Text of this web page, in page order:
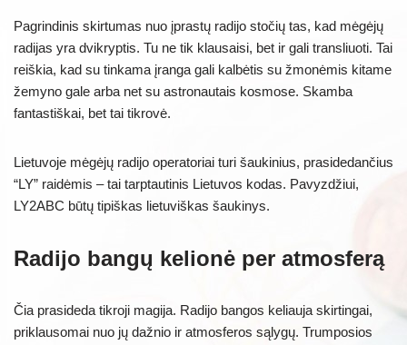
Pagrindinis skirtumas nuo įprastų radijo stočių tas, kad mėgėjų
radijas yra dvikryptis. Tu ne tik klausaisi, bet ir gali transliuoti. Tai
reiškia, kad su tinkama įranga gali kalbėtis su žmonėmis kitame
žemyno gale arba net su astronautais kosmose. Skamba
fantastiškai, bet tai tikrovė.
Lietuvoje mėgėjų radijo operatoriai turi šaukinius, prasidedančius
“LY” raidėmis – tai tarptautinis Lietuvos kodas. Pavyzdžiui,
LY2ABC būtų tipiškas lietuviškas šaukinys.
Radijo bangų kelionė per atmosferą
Čia prasideda tikroji magija. Radijo bangos keliauja skirtingai,
priklausomai nuo jų dažnio ir atmosferos sąlygų. Trumposios